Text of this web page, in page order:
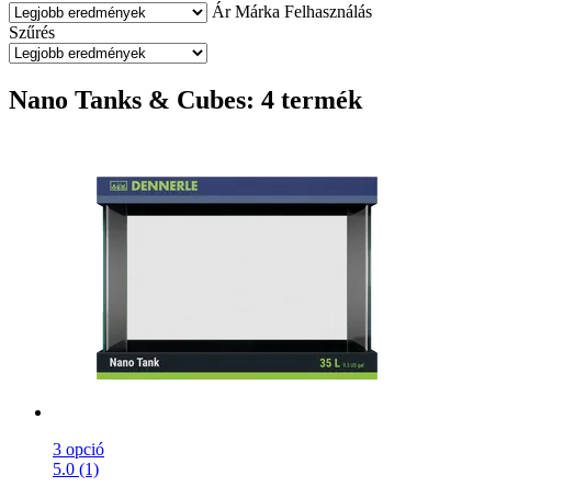
Ár Márka Felhasználás
Szűrés
Nano Tanks & Cubes: 4 termék
3 opció
5.0 (1)